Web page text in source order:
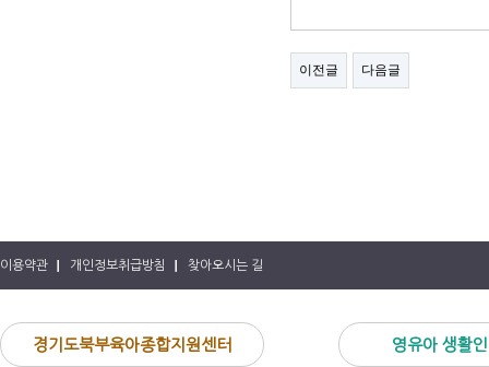
이전글 다음글
이용약관 개인정보취급방침 찾아오시는 길
경기도북부육아종합지원센터 영유아 생활